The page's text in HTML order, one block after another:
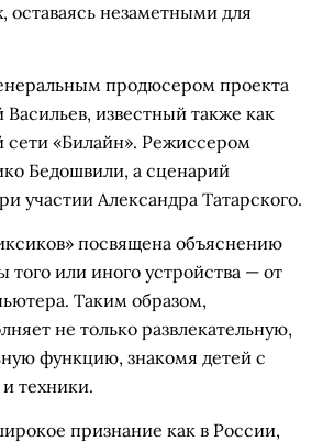
оставаясь незаметными для
продюсером проекта
известный также как
сети «Билайн». Режиссером
Бедошвили, а сценарий
участии Александра Татарского.
посвящена объяснению
того или иного устройства — от
Таким образом,
не только развлекательную,
функцию, знакомя детей с
техники.
признание как в России,